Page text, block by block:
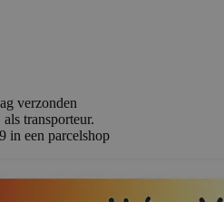
verzonden
transporteur.
in een parcelshop